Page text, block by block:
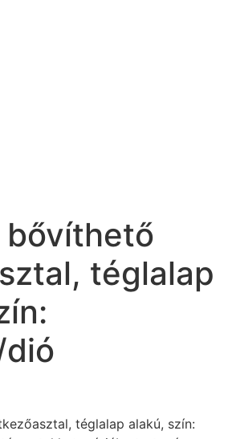
bővíthető
téglalap
téglalap alakú, szín: